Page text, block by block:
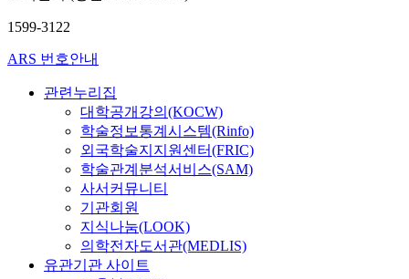
1599-3122
ARS 번호안내
관련누리집
대학공개강의(KOCW)
학술정보통계시스템(Rinfo)
외국학술지지원센터(FRIC)
학술관계분석서비스(SAM)
사서커뮤니티
기관회원
지식나눔(LOOK)
의학전자도서관(MEDLIS)
유관기관 사이트